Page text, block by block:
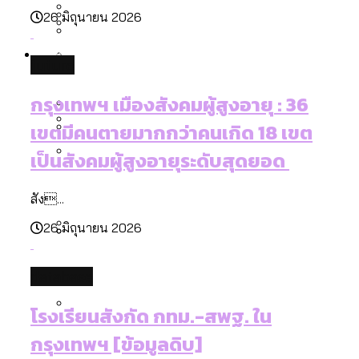
พัทยา
กทม. มีอำนาจแค่ไหน ในการแก้ปัญหาให้คน
ที่อาศัยอยู่ในกรุงเทพฯ
ฉะเชิงเทรา นครปฐม และล่าสุดที่กาญจนบุรี
งบระบายน้ำ-ป้องกันน้ำท่วม 4 ปี (2566-
2569) ของ กทม. ในยุคชัชชาติ ลงเขตไหน
ทำอะไรบ้าง
ความเกลียดชังที่ขายได้ : สำรวจ Hate
ความขัดแย้งไทย-กัมพูชา
กรุงเทพฯ เมืองคอนเสิร์ต : สำรวจ
คอนเสิร์ตและแฟนมีตติ้งในไทยจำนวน 526
ปีนกำแพงส่องซีรีส์จีน: จีนส่งออกภาพ
ลักษณ์แบบไหนสู่สายตาโลก
สำรวจเศรษฐกิจในกรุงเทพฯ ผ่าน
สำรวจงบประมาณรายเขตในกรุงเทพฯ
สำรวจรายได้จากการจัดเก็บภาษีใน
กรุงเทพฯ ผ่าน Bangkok Index 2025
ตายมากกว่าเกิด
กรุงเทพฯ เมืองสังคมผู้สูงอายุ [ข้อมูลดิบ]
สูงอายุระดับสุดยอด
Bangkok Index 2025 : อันดับความน่าอยู่
ของ 50 เขตในกรุงเทพฯ
สำรวจเหตุไฟไหม้ในกรุงเทพฯ 2568
[ข้อมูลดิบ]
คำนำหน้านามและกฎหมายสมรสเท่าเทียม
กรุงเทพฯ เมืองสังคมผู้สูงอายุ [ข้อมูลดิบ]
สวนสาธารณะและพื้นที่สีเขียวใน กทม.
Bangkok Index 2022
DEMO Thailand
About Us
26 มิถุนายน 2026
กรุงเทพฯ เมืองสังคมผู้สูงอายุ : 36
เขตมีคนตายมากกว่าคนเกิด 18 เขต
เป็นสังคมผู้สูงอายุระดับสุดยอด
สัง...
26 มิถุนายน 2026
โรงเรียนสังกัด กทม.-สพฐ. ใน
กรุงเทพฯ [ข้อมูลดิบ]